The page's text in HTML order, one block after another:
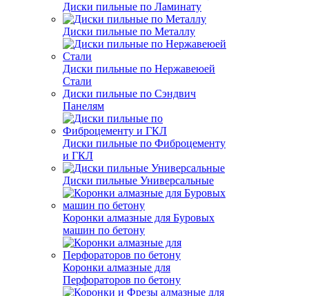
Диски пильные по Ламинату
Диски пильные по Металлу
Диски пильные по Нержавеюей
Стали
Диски пильные по Сэндвич
Панелям
Диски пильные по Фиброцементу
и ГКЛ
Диски пильные Универсальные
Коронки алмазные для Буровых
машин по бетону
Коронки алмазные для
Перфораторов по бетону